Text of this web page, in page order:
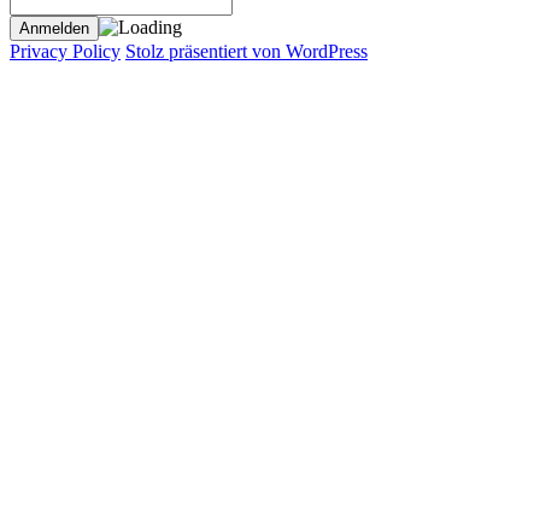
Privacy Policy Stolz präsentiert von WordPress